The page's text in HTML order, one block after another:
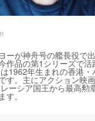
ーが神舟号の艦長役で
作品の第1シリーズで活
1962年生まれの香港・
す。主にアクション映
ーシア国王から最高勲
す。